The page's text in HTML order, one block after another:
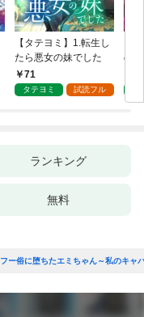
【タテヨミ】1.転生し
たら悪女の妹でした
71
タテヨミ 試読フル
の
ランキング
無料
フー俗に堕ちたエミちゃん～私のキャ